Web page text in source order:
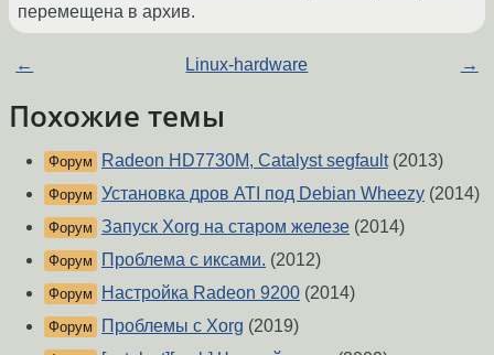
перемещена в архив.
← Linux-hardware →
Похожие темы
Форум Radeon HD7730M, Catalyst segfault(2013)
Форум Установка дров ATI под Debian Wheezy (2014)
Форум Запуск Xorg на старом железе (2014)
Форум Проблема с иксами. (2012)
Форум Настройка Radeon 9200 (2014)
Форум Проблемы с Xorg (2019)